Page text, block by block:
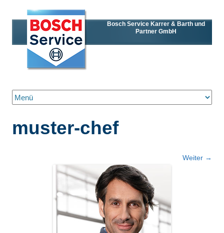
Bosch Service Karrer & Barth und
Partner GmbH
muster-chef
Weiter →